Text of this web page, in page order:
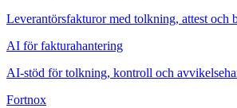
Leverantörsfakturor med tolkning, attest och
AI för fakturahantering
AI-stöd för tolkning, kontroll och
Fortnox